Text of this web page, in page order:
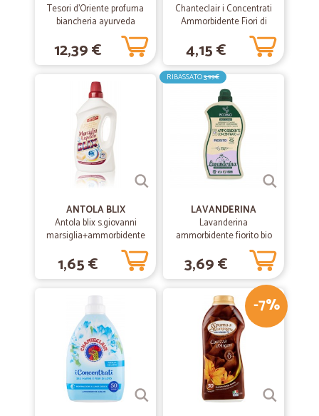
Tesori d'Oriente profuma
biancheria ayurveda
12,39 €
Chanteclair i Concentrati
Ammorbidente Fiori di
Arancio e Narciso 1000 ml.
4,15 €
ANTOLA BLIX
Antola blix s.giovanni
marsiglia+ammorbidente
1,65 €
RIBASSATO3,99€
LAVANDERINA
Lavanderina
ammorbidente fiorito bio
45 lavaggi ml.900
3,69 €
-7%